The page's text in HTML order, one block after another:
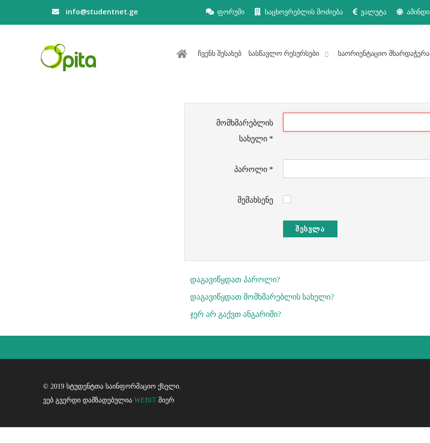
info@studentnet.ge ფორუმი საცხოვრებლის მოძიება ვალუტა ამინდი
ჩვენს შესახებ სასწავლო რესურსები საორიენტაციო მხარდაჭერა
მომხმარებლის
სახელი *
პაროლი *
შემახსენე
ᲨᲔᲡᲕᲚᲐ
დაგავიწყდათ პაროლი?
დაგავიწყდათ მომხმარებლის სახელი?
ჯერ არ გაქვთ ანგარიში?
© 2019 სტუდენტთა საინფორმაციო ქსელი.
ვებ გვერდი დამზადებულია WEBIT მიერ